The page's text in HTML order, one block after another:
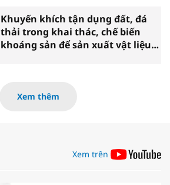
Khuyến khích tận dụng đất, đá
thải trong khai thác, chế biến
khoáng sản để sản xuất vật liệu
Xem thêm
Xem trên